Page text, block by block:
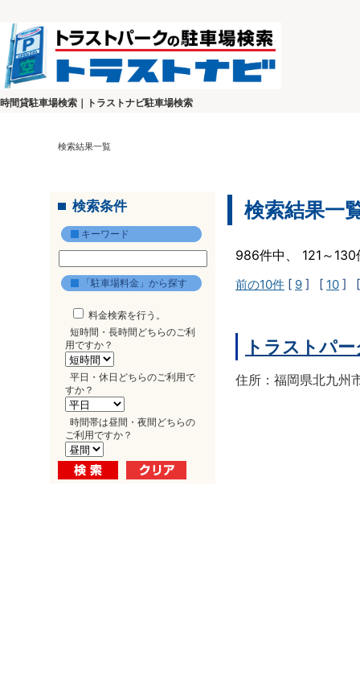
時間貸駐車場検索｜トラストナビ駐車場検索
検索結果一覧
検索条件
キーワード
「駐車場料金」から探す
料金検索を行う。
短時間・長時間どちらのご利
用ですか？
平日・休日どちらのご利用で
すか？
時間帯は昼間・夜間どちらの
ご利用ですか？
検索結果一
986件中、 121～
前の10件 [ 9 ] [ 10 ]
トラストパ
住所：福岡県北九州